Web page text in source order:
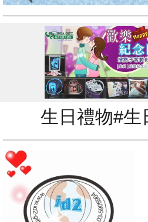
生日禮物#生